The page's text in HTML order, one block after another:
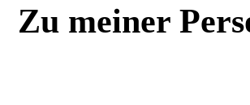
Zu meiner